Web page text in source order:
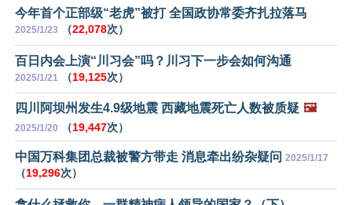
今年首个正部级“老虎”被打 全国政协常委齐扎拉落马
2025/1/23 （22,078次）
百日内会上演“川习会”吗？川习下一步会如何沟通
2025/1/21 （19,125次）
四川阿坝州发生4.9级地震 西藏地震死亡人数被质疑 🖼️
2025/1/20 （19,447次）
中国万科集团总裁被警方带走 消息牵出纷杂疑问 2025/1/17
（19,296次）